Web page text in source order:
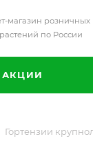
магазин розничных
по России
АКЦИИ
Гортензии